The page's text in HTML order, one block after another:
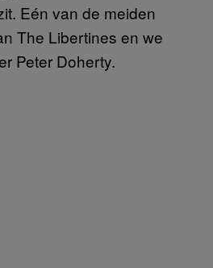
Eén van de meiden
The Libertines en we
Peter Doherty.